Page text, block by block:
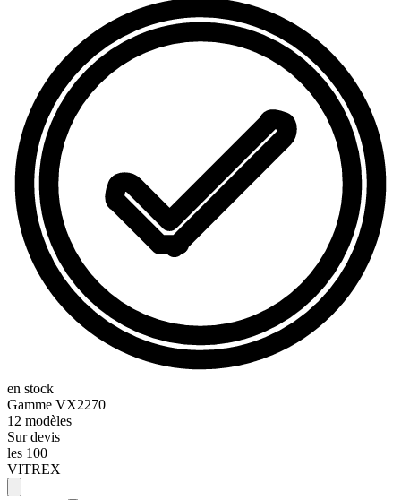
en stock
Gamme VX2270
12 modèles
Sur devis
les 100
VITREX